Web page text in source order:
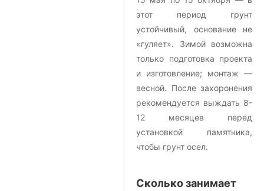
этот период грунт
устойчивый, основание не
«гуляет». Зимой возможна
только подготовка проекта
и изготовление; монтаж —
весной. После захоронения
рекомендуется выждать 8-
12 месяцев перед
установкой памятника,
чтобы грунт осел.
Сколько занимает